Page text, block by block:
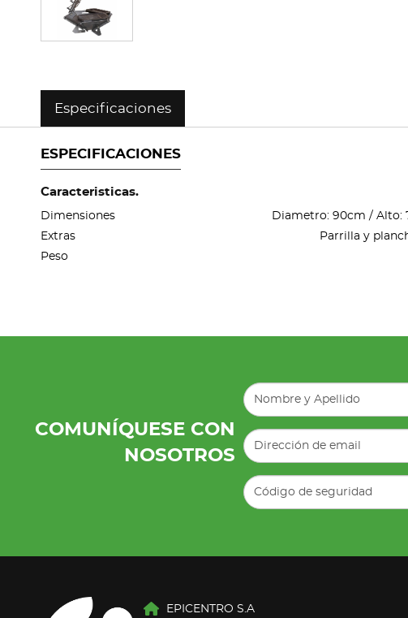
Especificaciones
ESPECIFICACIONES
Caracteristicas.
Dimensiones
Diametro: 90cm / Alto:
Extras
Parrilla y
Peso
COMUNÍQUESE CON
NOSOTROS
EPICENTRO S.A